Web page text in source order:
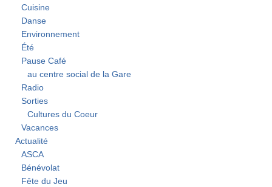
Cuisine
Danse
Environnement
Été
Pause Café
au centre social de la Gare
Radio
Sorties
Cultures du Coeur
Vacances
Actualité
ASCA
Bénévolat
Fête du Jeu